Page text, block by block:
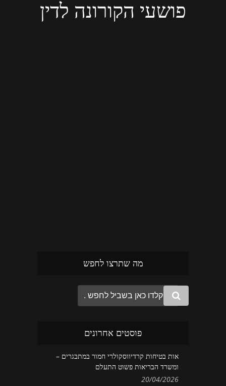
פושעי הקורונה לדין
מה שתרצו לחפש
פוסטים אחרונים
אות בטיחות קרדיווסקולרי חמור במתבגרים –
ומשרד הבריאות פשוט התעלם
20/04/2026